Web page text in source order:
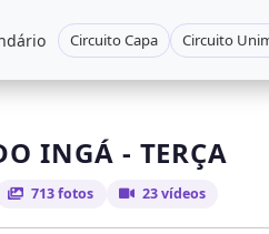
Circuito Capa Circuito
INGÁ - TERÇA
713 fotos 23 vídeos